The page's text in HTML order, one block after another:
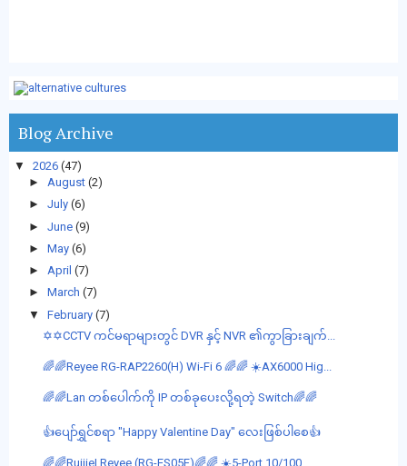
Blog Archive
▼ 2026 (47)
► August (2)
► July (6)
► June (9)
► May (6)
► April (7)
► March (7)
▼
February (7)
✡️✡️CCTV ကင်မရာများတွင် DVR နှင့် NVR ၏ကွာခြားချက်...
🌈🌈Reyee RG-RAP2260(H) Wi-Fi 6 🌈🌈 ☀️AX6000 Hig...
🌈🌈Lan တစ်‌ပေါက်ကို IP တစ်ခုပေးလို့ရတဲ့ Switch🌈🌈
👍ပျော်ရွှင်စရာ "Happy Valentine Day" လေးဖြစ်ပါစေ👍
🌈🌈Ruijie| Reyee (RG-ES05F)🌈🌈 ☀️5-Port 10/100 ...